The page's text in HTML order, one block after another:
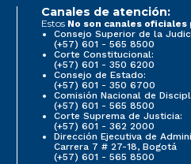
Canales de atención:
Estos No son canales oficiales
Consejo Superior de la
(+57) 601 - 565 8500
Corte Constitucional:
(+57) 601 - 350 6200
Consejo de Estado:
(+57) 601 - 350 6700
Comisión Nacional de
(+57) 601 - 565 8500
Corte Suprema de Justicia:
(+57) 601 - 362 2000
Dirección Ejecutiva de
Carrera 7 # 27-18, Bogotá
(+57) 601 - 565 8500